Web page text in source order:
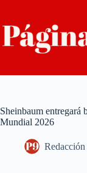
contenido
Sheinbaum entregará
Mundial 2026
Redacción